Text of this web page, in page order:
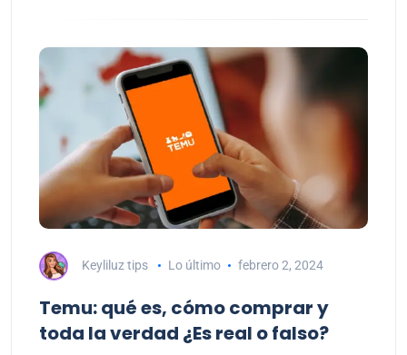
Keyliluz tips Lo último febrero 2, 2024
Temu: qué es, cómo comprar y
toda la verdad ¿Es real o falso?